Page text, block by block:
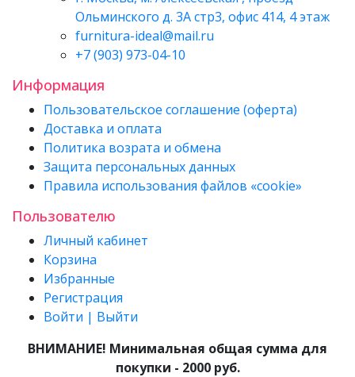
Ольминского д. 3А стр3, офис 414, 4 этаж
furnitura-ideal@mail.ru
+7 (903) 973-04-10
Информация
Пользовательское соглашение (оферта)
Доставка и оплата
Политика возрата и обмена
Защита персональных данных
Правила использования файлов «cookie»
Пользователю
Личный кабинет
Корзина
Избранные
Регистрация
Войти | Выйти
ВНИМАНИЕ! Минимальная общая сумма для
покупки - 2000 руб.